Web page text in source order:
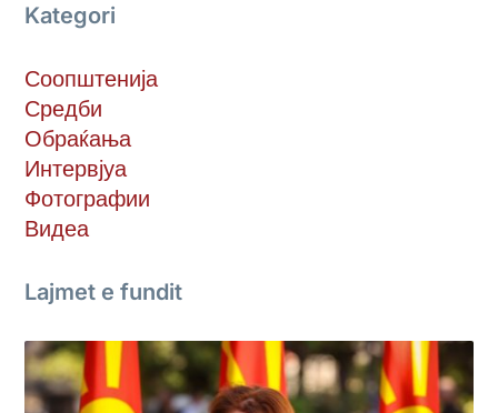
Kategori
Соопштенија
Средби
Обраќања
Интервјуа
Фотографии
Видеа
Lajmet e fundit